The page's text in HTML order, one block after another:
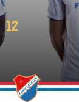
12